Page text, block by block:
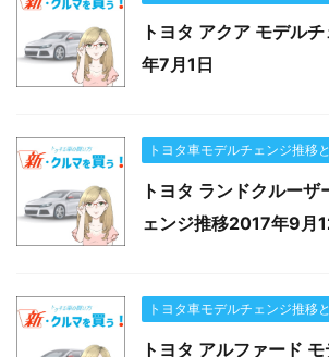
トヨタ アクア モデル
年7月1日
トヨタ車モデルチェンジ推移
トヨタ ランドクルー
ェンジ推移2017年9月
トヨタ車モデルチェンジ推移
トヨタ アルファード